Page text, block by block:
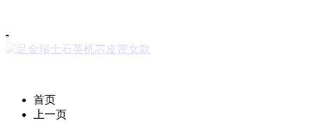
首页
上一页